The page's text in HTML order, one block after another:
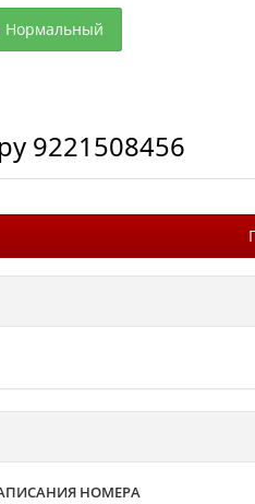
Нормальный
9221508456
НОМЕРА